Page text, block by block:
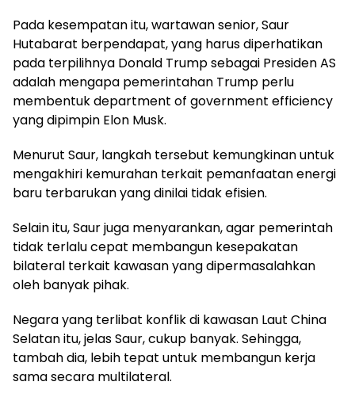
Pada kesempatan itu, wartawan senior, Saur
Hutabarat berpendapat, yang harus diperhatikan
pada terpilihnya Donald Trump sebagai Presiden AS
adalah mengapa pemerintahan Trump perlu
membentuk department of government efficiency
yang dipimpin Elon Musk.
Menurut Saur, langkah tersebut kemungkinan untuk
mengakhiri kemurahan terkait pemanfaatan energi
baru terbarukan yang dinilai tidak efisien.
Selain itu, Saur juga menyarankan, agar pemerintah
tidak terlalu cepat membangun kesepakatan
bilateral terkait kawasan yang dipermasalahkan
oleh banyak pihak.
Negara yang terlibat konflik di kawasan Laut China
Selatan itu, jelas Saur, cukup banyak. Sehingga,
tambah dia, lebih tepat untuk membangun kerja
sama secara multilateral.